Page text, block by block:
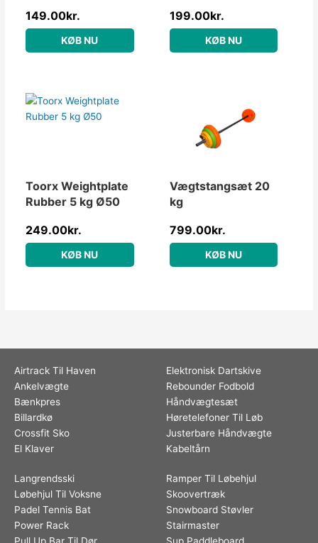
149.00kr.
KØB NU
199.00kr.
KØB NU
Toorx Weightplate
Rubber 5 kg Ø50
249.00kr.
KØB NU
Vægtstangsæt 20
kg
799.00kr.
KØB NU
Airtrack Til Haven
Ankelvægte
Bænkpres
Billardkø
Crossfit Sko
El Klaver
Elektronisk Dartskive
Rebounder Fodbold
Håndvægtesæt
Høretelefoner Til Løb
Justerbare Håndvægte
Kabeltårn
Langrendsski
Løbehjul Til Voksne
Padel Tennis Bat
Power Rack
Ramper Til Løbehjul
Skoovertræk
Snowboard Støvler
Stairmaster